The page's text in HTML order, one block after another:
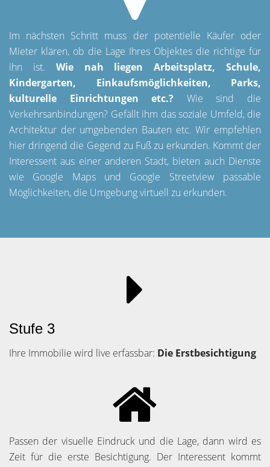
Im nächsten Schritt muss der potentielle Käufer oder
Mieter klären, ob die Lage Ihres Objektes die richtige für
ihn ist. Wie nah liegen Arbeitsplatz, Schule,
Kindergarten, Einkaufsmöglichkeiten, Parks,
kulturelle Einrichtungen etc.? Wie sind die
Verkehrsanbindungen? Gefällt ihm das soziale Umfeld, die
Architektur der umgebenden Bauten etc. Wir empfehlen
hier dringend die Gegend zu Fuß zu erkunden. Kommt der
Interessent aus einer anderen Stadt, bieten auch Dienste
wie Google Maps und Google Streetview passable
Möglichkeiten, die Umgebung virtuell zu erkunden.
Stufe 3
Ihre Immobilie wird live erfassbar: Die Erstbesichtigung
Passen der visuelle Eindruck und die Lage, dann wird es
Zeit für die erste Besichtigung. Der Interessent kommt